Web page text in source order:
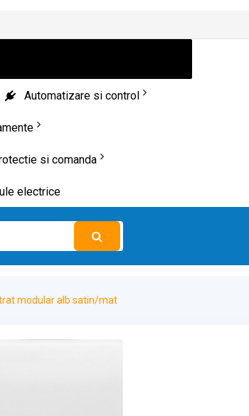
Automatizare si control
si comanda
electrice
modular alb satin/mat